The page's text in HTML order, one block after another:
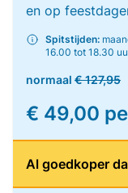
en op
Spitstijden:
16.00 tot 18.30
normaal € 127,95
€ 49,00
Al goedkoper